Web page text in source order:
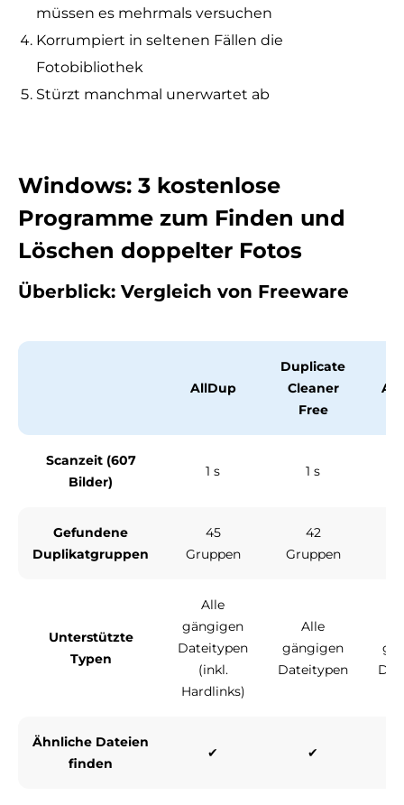
müssen es mehrmals versuchen
Korrumpiert in seltenen Fällen die
Fotobibliothek
Stürzt manchmal unerwartet ab
Windows: 3 kostenlose
Programme zum Finden und
Löschen doppelter Fotos
Überblick: Vergleich von Freeware
AllDup
Duplicate
Cleaner
Free
Scanzeit (607
Bilder)
1 s 1 s
Gefundene
Duplikatgruppen
45
Gruppen
42
Gruppen
Unterstützte
Typen
Alle
gängigen
Dateitypen
(inkl.
Hardlinks)
Alle
gängigen
Dateitypen
Ähnliche Dateien
finden
✔ ✔